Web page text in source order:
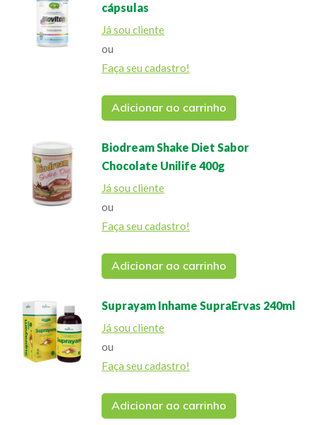
cápsulas
Já sou cliente
ou
Faça seu cadastro!
Adicionar ao carrinho
Biodream Shake Diet Sabor
Chocolate Unilife 400g
Já sou cliente
ou
Faça seu cadastro!
Adicionar ao carrinho
Suprayam Inhame SupraErvas 240ml
Já sou cliente
ou
Faça seu cadastro!
Adicionar ao carrinho